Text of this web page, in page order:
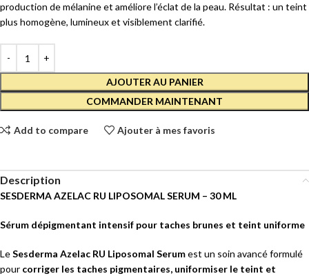
production de mélanine et améliore l’éclat de la peau. Résultat : un teint
plus homogène, lumineux et visiblement clarifié.
AJOUTER AU PANIER
COMMANDER MAINTENANT
Add to compare Ajouter à mes favoris
Description
SESDERMA AZELAC RU LIPOSOMAL SERUM – 30 ML
Sérum dépigmentant intensif pour taches brunes et teint uniforme
LeSesderma Azelac RU Liposomal Serumest un soin avancé formulé
pour corriger les taches pigmentaires, uniformiser le teint et